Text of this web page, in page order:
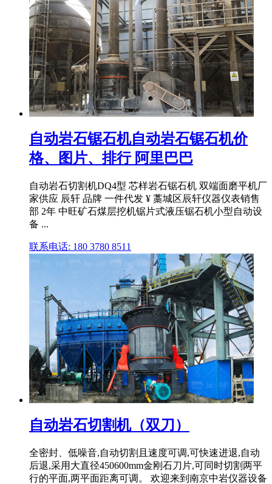
自动岩石锯石机自动岩石锯石机价
格、图片、排行 阿里巴巴
自动岩石切割机DQ4型 芯样岩石锯石机 双端面磨平机厂
家供应 辰轩 品牌 一件代发 ¥ 藁城区辰轩仪器仪表销售
部 2年 中旺矿石煤层挖机锯片式液压锯石机小型自动设
备 ...
联系电话: 180 3780 8511
自动岩石切割机（双刀）
全密封、低噪音,自动切割且速度可调,可快速进退,自动
后退,采用大直径450600mm金刚石刀片,可同时切割两平
行的平面,两平面距离可调。 欢迎来到南京中岩仪器设备